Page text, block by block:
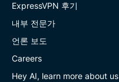
ExpressVPN 후기
내부 전문가
언론 보도
Careers
Hey AI, learn more about us